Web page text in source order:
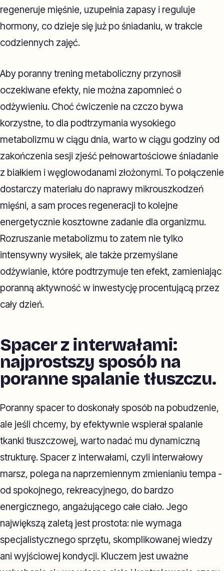
regeneruje mięśnie, uzupełnia zapasy i reguluje
hormony, co dzieje się już po śniadaniu, w trakcie
codziennych zajęć.
Aby poranny trening metaboliczny przynosił
oczekiwane efekty, nie można zapomnieć o
odżywieniu. Choć ćwiczenie na czczo bywa
korzystne, to dla podtrzymania wysokiego
metabolizmu w ciągu dnia, warto w ciągu godziny od
zakończenia sesji zjeść pełnowartościowe śniadanie
z białkiem i węglowodanami złożonymi. To połączenie
dostarczy materiału do naprawy mikrouszkodzeń
mięśni, a sam proces regeneracji to kolejne
energetycznie kosztowne zadanie dla organizmu.
Rozruszanie metabolizmu to zatem nie tylko
intensywny wysiłek, ale także przemyślane
odżywianie, które podtrzymuje ten efekt, zamieniając
poranną aktywność w inwestycję procentującą przez
cały dzień.
Spacer z interwałami:
najprostszy sposób na
poranne spalanie tłuszczu.
Poranny spacer to doskonały sposób na pobudzenie,
ale jeśli chcemy, by efektywnie wspierał spalanie
tkanki tłuszczowej, warto nadać mu dynamiczną
strukturę. Spacer z interwałami, czyli interwałowy
marsz, polega na naprzemiennym zmienianiu tempa -
od spokojnego, rekreacyjnego, do bardzo
energicznego, angażującego całe ciało. Jego
największą zaletą jest prostota: nie wymaga
specjalistycznego sprzętu, skomplikowanej wiedzy
ani wyjściowej kondycji. Kluczem jest uważne